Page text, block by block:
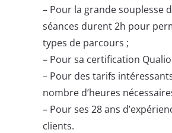
– Pour la grande souplesse
séances durent 2h pour
types de parcours ;
– Pour sa certification
– Pour des tarifs
nombre d’heures
– Pour ses 28 ans
clients.